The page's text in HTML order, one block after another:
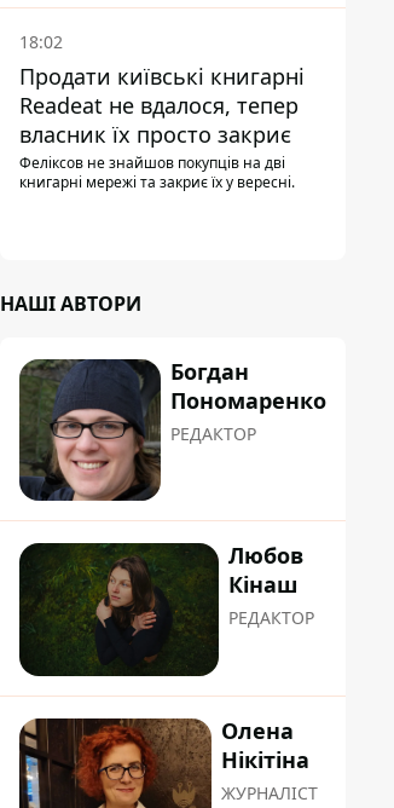
18:02
Продати київські книгарні
Readeat не вдалося, тепер
власник їх просто закриє
Феліксов не знайшов покупців на дві
книгарні мережі та закриє їх у вересні.
НАШІ АВТОРИ
Богдан
Пономаренко
РЕДАКТОР
Любов
Кінаш
РЕДАКТОР
Олена
Нікітіна
ЖУРНАЛІСТ